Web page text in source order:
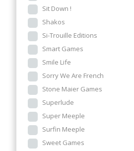
Sit Down !
Shakos
Si-Trouille Editions
Smart Games
Smile Life
Sorry We Are French
Stone Maier Games
Superlude
Super Meeple
Surfin Meeple
Sweet Games